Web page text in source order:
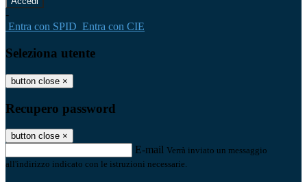
-
Entra con SPID Entra con CIE
Seleziona utente
button close ×
Recupero password
button close ×
E-mail Verrà inviato un messaggio
all'indirizzo indicato con le istruzioni necessarie.